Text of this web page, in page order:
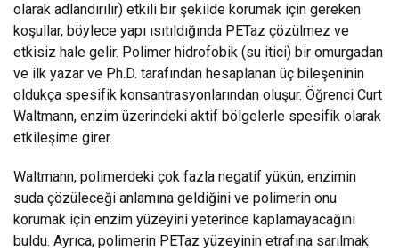
olarak adlandırılır) etkili bir şekilde korumak için gereken
koşullar, böylece yapı ısıtıldığında PETaz çözülmez ve
etkisiz hale gelir. Polimer hidrofobik (su itici) bir omurgadan
ve ilk yazar ve Ph.D. tarafından hesaplanan üç bileşeninin
oldukça spesifik konsantrasyonlarından oluşur. Öğrenci Curt
Waltmann, enzim üzerindeki aktif bölgelerle spesifik olarak
etkileşime girer.
Waltmann, polimerdeki çok fazla negatif yükün, enzimin
suda çözüleceği anlamına geldiğini ve polimerin onu
korumak için enzim yüzeyini yeterince kaplamayacağını
buldu. Ayrıca, polimerin PETaz yüzeyinin etrafına sarılmak